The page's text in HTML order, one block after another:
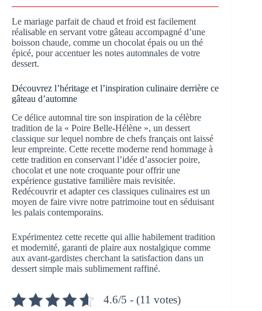
Le mariage parfait de chaud et froid est facilement
réalisable en servant votre gâteau accompagné d’une
boisson chaude, comme un chocolat épais ou un thé
épicé, pour accentuer les notes automnales de votre
dessert.
Découvrez l’héritage et l’inspiration culinaire derrière ce
gâteau d’automne
Ce délice automnal tire son inspiration de la célèbre
tradition de la « Poire Belle-Hélène », un dessert
classique sur lequel nombre de chefs français ont laissé
leur empreinte. Cette recette moderne rend hommage à
cette tradition en conservant l’idée d’associer poire,
chocolat et une note croquante pour offrir une
expérience gustative familière mais revisitée.
Redécouvrir et adapter ces classiques culinaires est un
moyen de faire vivre notre patrimoine tout en séduisant
les palais contemporains.
Expérimentez cette recette qui allie habilement tradition
et modernité, garanti de plaire aux nostalgique comme
aux avant-gardistes cherchant la satisfaction dans un
dessert simple mais sublimement raffiné.
4.6/5 - (11 votes)